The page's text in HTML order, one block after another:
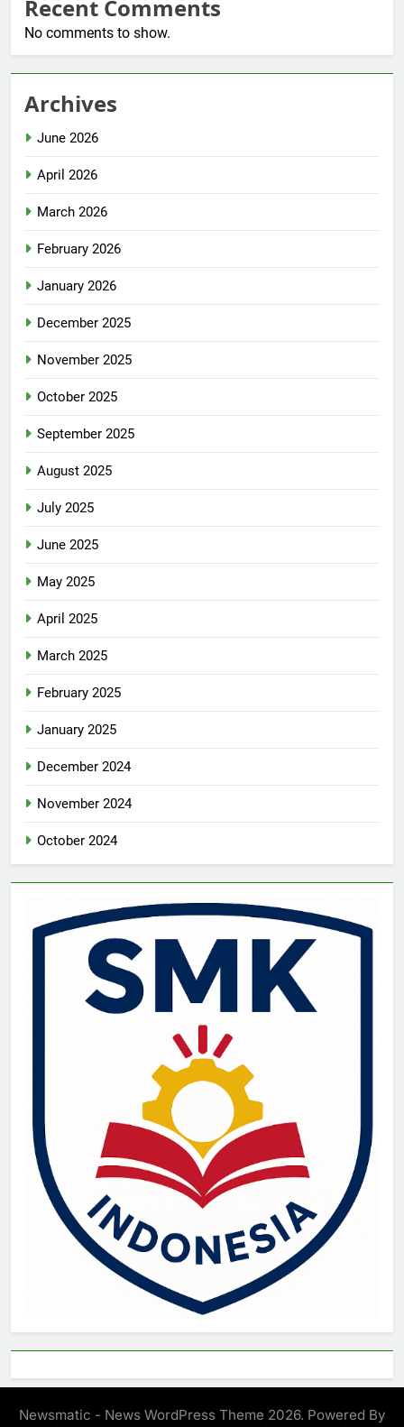
Recent Comments
No comments to show.
Archives
June 2026
April 2026
March 2026
February 2026
January 2026
December 2025
November 2025
October 2025
September 2025
August 2025
July 2025
June 2025
May 2025
April 2025
March 2025
February 2025
January 2025
December 2024
November 2024
October 2024
Newsmatic - News WordPress Theme 2026. Powered By